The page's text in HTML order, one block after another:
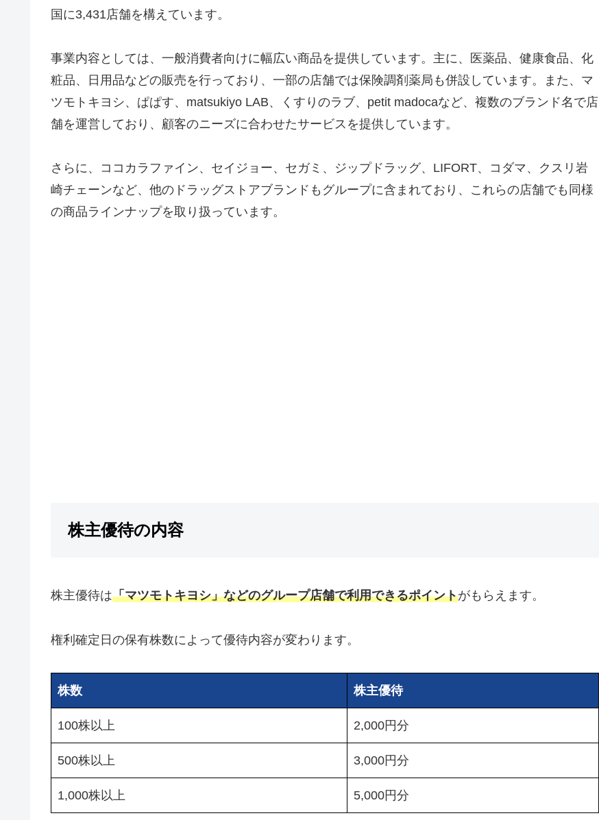
国に3,431店舗を構えています。
事業内容としては、一般消費者向けに幅広い商品を提供しています。主に、医薬品、健康食品、化
粧品、日用品などの販売を行っており、一部の店舗では保険調剤薬局も併設しています。また、マ
ツモトキヨシ、ぱぱす、matsukiyo LAB、くすりのラブ、petit madocaなど、複数のブランド名で店
舗を運営しており、顧客のニーズに合わせたサービスを提供しています。
さらに、ココカラファイン、セイジョー、セガミ、ジップドラッグ、LIFORT、コダマ、クスリ岩
崎チェーンなど、他のドラッグストアブランドもグループに含まれており、これらの店舗でも同様
の商品ラインナップを取り扱っています。
株主優待の内容
株主優待は「マツモトキヨシ」などのグループ店舗で利用できるポイントがもらえます。
権利確定日の保有株数によって優待内容が変わります。
株数 株主優待
100株以上 2,000円分
500株以上 3,000円分
1,000株以上 5,000円分